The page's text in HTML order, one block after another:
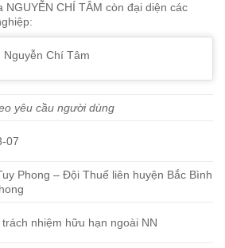
NGUYỄN CHÍ TÂM còn đại diện các
Nguyễn Chí Tâm
yêu cầu người dùng
07
Phong – Đội Thuế liên huyện Bắc Bình
nhiệm hữu hạn ngoài NN